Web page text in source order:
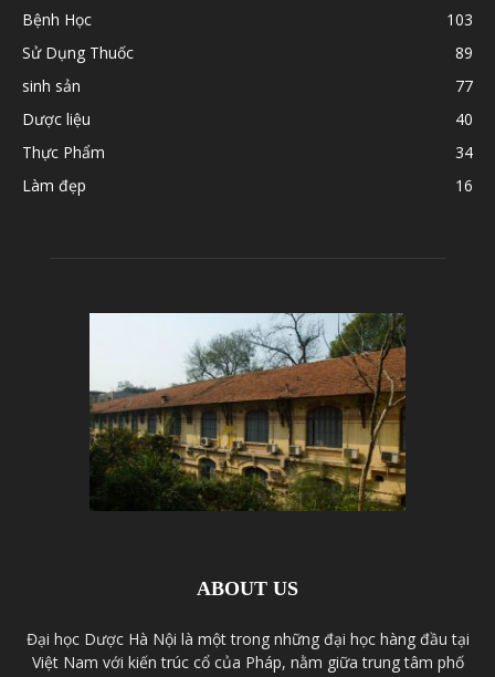
Bệnh Học
103
Sử Dụng Thuốc
89
sinh sản
77
Dược liệu
40
Thực Phẩm
34
Làm đẹp
16
ABOUT US
Đại học Dược Hà Nội là một trong những đại học hàng đầu tại
Việt Nam với kiến trúc cổ của Pháp, nằm giữa trung tâm phố